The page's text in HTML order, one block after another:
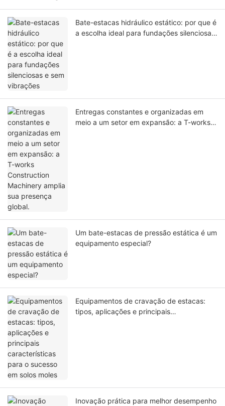
Bate-estacas hidráulico estático: por que é
a escolha ideal para fundações silenciosas
Entregas constantes e organizadas em
meio a um setor em expansão: a T-works
Um bate-estacas de pressão estática é um
equipamento especial?
Equipamentos de cravação de estacas:
tipos, aplicações e principais
Inovação prática para melhor desempenho